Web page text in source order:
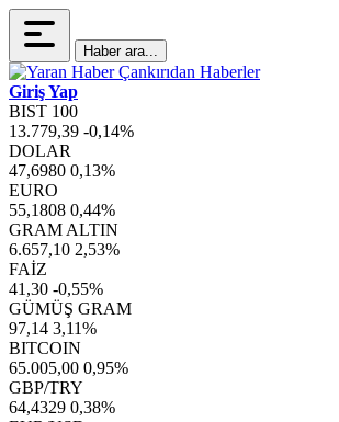
Haber ara...
Giriş Yap
BIST 100
13.779,39 -0,14%
DOLAR
47,6980 0,13%
EURO
55,1808 0,44%
GRAM ALTIN
6.657,10 2,53%
FAİZ
41,30 -0,55%
GÜMÜŞ GRAM
97,14 3,11%
BITCOIN
65.005,00 0,95%
GBP/TRY
64,4329 0,38%